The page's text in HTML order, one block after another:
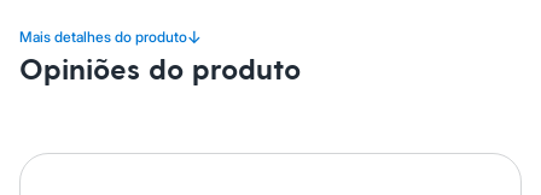
Blusas
Calçados
Leggings
Shorts e Bermudas
Calcinhas
Cintas e Modeladores
Mais detalhes do produto↓
Opiniões do produto